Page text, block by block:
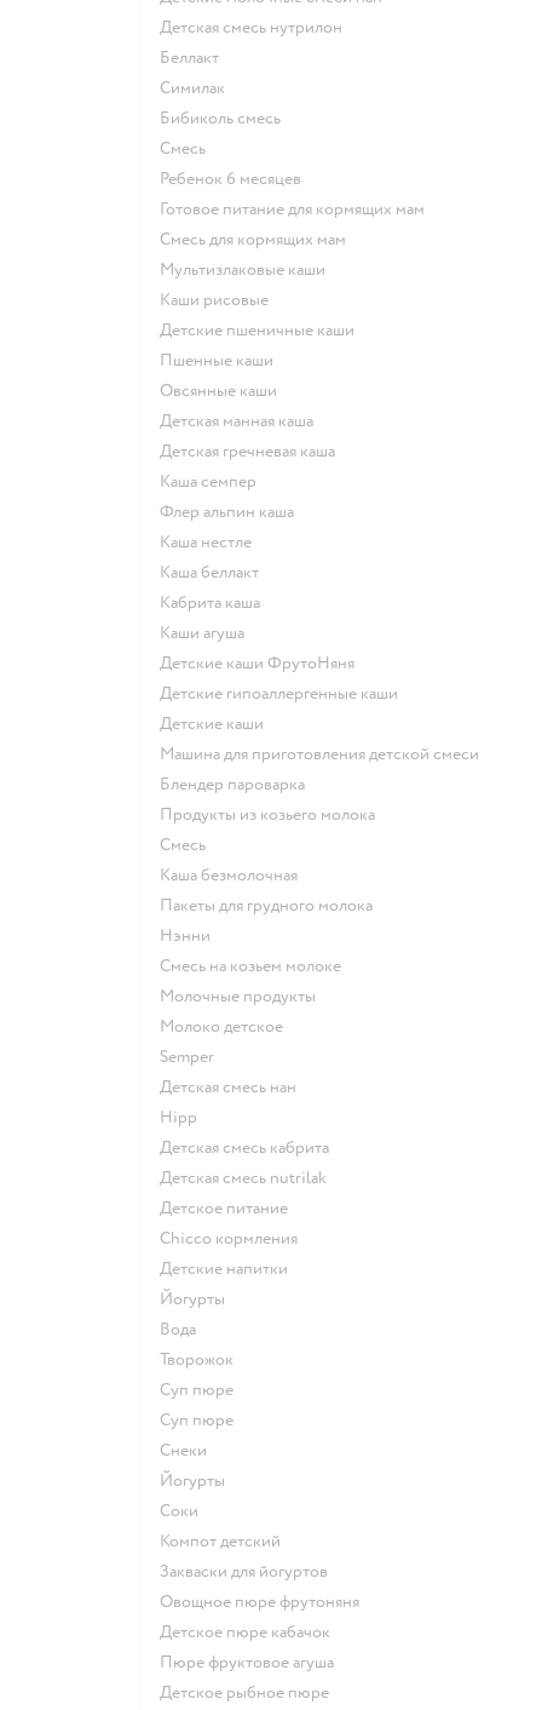
детская смесь нутрилон
беллакт
симилак
бибиколь смесь
смесь
ребенок 6 месяцев
готовое питание для кормящих мам
смесь для кормящих мам
Мультизлаковые каши
Каши рисовые
Детские пшеничные каши
Пшенные каши
овсянные каши
детская манная каша
детская гречневая каша
каша семпер
флер альпин каша
каша нестле
каша беллакт
кабрита каша
каши агуша
Детские каши ФрутоНяня
Детские гипоаллергенные каши
детские каши
машина для приготовления детской смеси
блендер пароварка
продукты из козьего молока
смесь
каша безмолочная
пакеты для грудного молока
нэнни
смесь на козьем молоке
молочные продукты
молоко детское
semper
детская смесь нан
hipp
детская смесь кабрита
детская смесь nutrilak
детское питание
chicco кормления
детские напитки
йогурты
Вода
творожок
суп пюре
суп пюре
Снеки
йогурты
Соки
компот детский
Закваски для йогуртов
овощное пюре фрутоняня
детское пюре кабачок
пюре фруктовое агуша
детское рыбное пюре